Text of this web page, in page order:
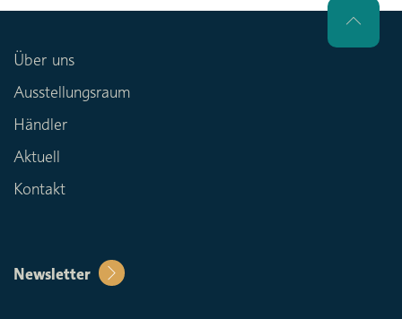
Über uns
Ausstellungsraum
Händler
Aktuell
Kontakt
Newsletter